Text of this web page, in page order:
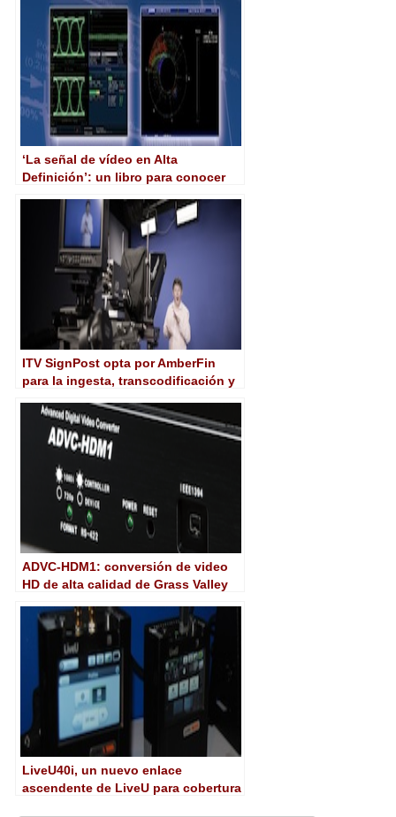
‘La señal de vídeo en Alta
Definición’: un libro para conocer
ITV SignPost opta por AmberFin
para la ingesta, transcodificación y
ADVC-HDM1: conversión de video
HD de alta calidad de Grass Valley
LiveU40i, un nuevo enlace
ascendente de LiveU para cobertura